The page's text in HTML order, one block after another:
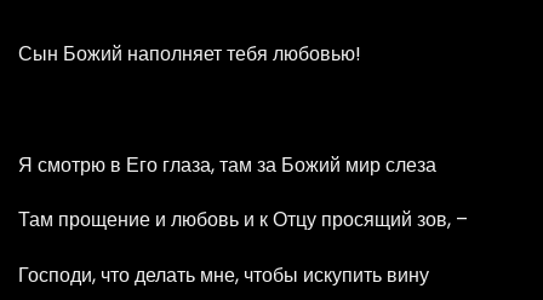
Сын Божий наполняет тебя любовью!
Я смотрю в Его глаза, там за Божий мир слеза
Там прощение и любовь и к Отцу просящий зов, –
Господи, что делать мне, чтобы искупить вину